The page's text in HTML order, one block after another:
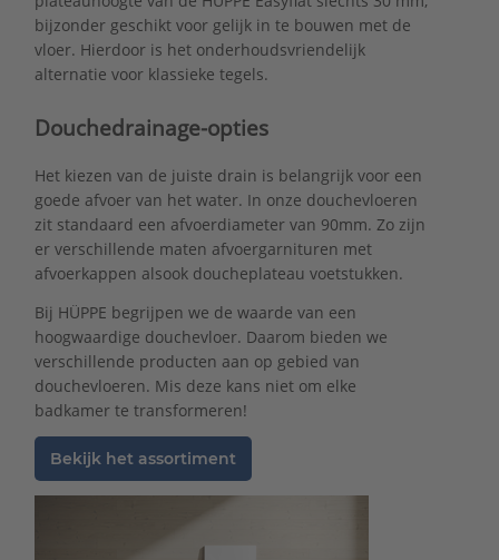
bijzonder geschikt voor gelijk in te bouwen met de
vloer. Hierdoor is het onderhoudsvriendelijk
alternatie voor klassieke tegels.
Douchedrainage-opties
Het kiezen van de juiste drain is belangrijk voor een
goede afvoer van het water. In onze douchevloeren
zit standaard een afvoerdiameter van 90mm. Zo zijn
er verschillende maten afvoergarnituren met
afvoerkappen alsook doucheplateau voetstukken.
Bij HÜPPE begrijpen we de waarde van een
hoogwaardige douchevloer. Daarom bieden we
verschillende producten aan op gebied van
douchevloeren. Mis deze kans niet om elke
badkamer te transformeren!
Bekijk het assortiment